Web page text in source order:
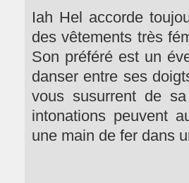
Iah Hel accorde
des vêtements très
Son préféré est un
danser entre ses
vous susurrent de
intonations peuvent
une main de fer dans